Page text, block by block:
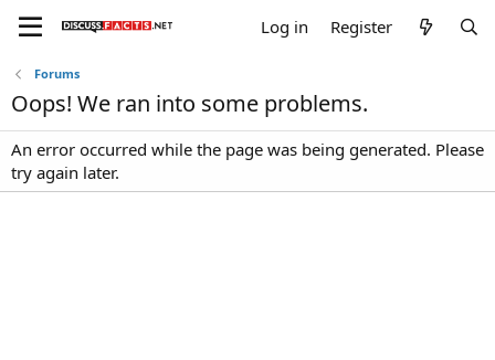
Log in Register
Forums
Oops! We ran into some problems.
An error occurred while the page was being generated. Please
try again later.